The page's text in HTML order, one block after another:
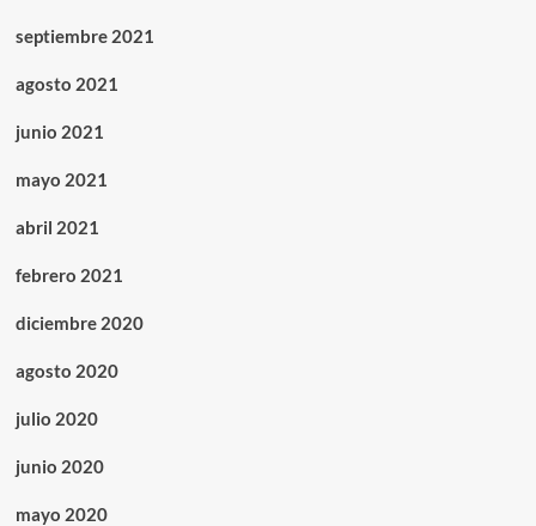
septiembre 2021
agosto 2021
junio 2021
mayo 2021
abril 2021
febrero 2021
diciembre 2020
agosto 2020
julio 2020
junio 2020
mayo 2020